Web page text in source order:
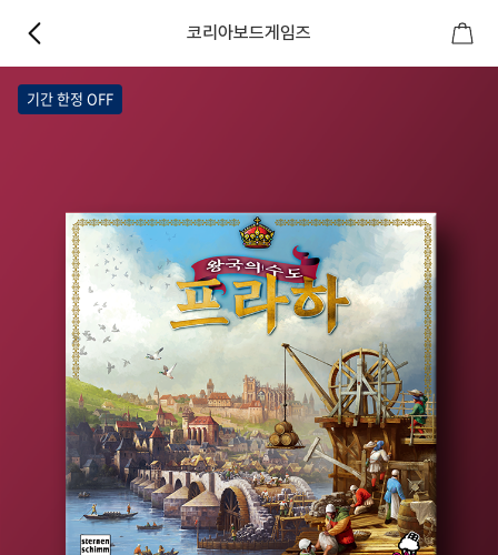
코리아보드게임즈
기간 한정 OFF